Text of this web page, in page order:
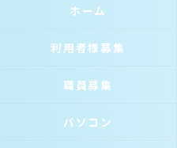
ホーム
利用者様募集
職員募集
パソコン